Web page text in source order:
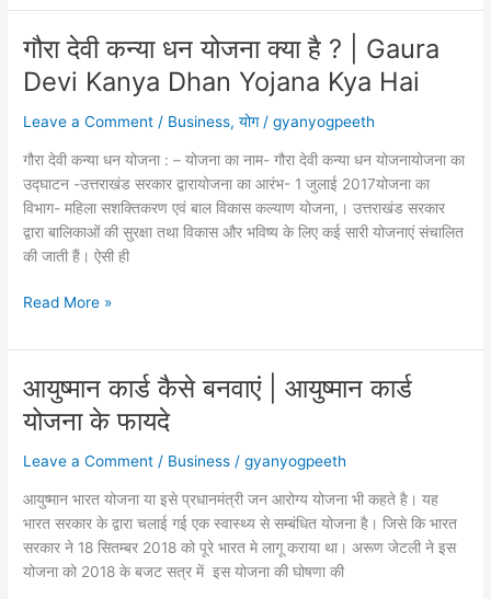
लागू
हो
रहे
के
नियम,
यदि
नहीं
पता
यह
है
यहाँ
गौरा देवी कन्या धन योजना क्या है ? | Gaura
Devi Kanya Dhan Yojana Kya Hai
Leave a Comment / Business,योग/gyanyogpeeth
गौरा देवी कन्या धन योजना : – योजना का नाम- गौरा देवी कन्या धन योजनायोजना का
उद्घाटन -उत्तराखंड सरकार द्वारायोजना का आरंभ- 1 जुलाई 2017योजना का
विभाग- महिला सशक्तिकरण एवं बाल विकास कल्याण योजना,। उत्तराखंड सरकार
द्वारा बालिकाओं की सुरक्षा तथा विकास और भविष्य के लिए कई सारी योजनाएं संचालित
की जाती हैं। ऐसी ही
गौरा
कन्या
योजना
क्या
?
|
Gaura
Devi
Kanya
Read More »
आयुष्मान कार्ड कैसे बनवाएं | आयुष्मान कार्ड
योजना के फायदे
Leave a Comment / Business /gyanyogpeeth
आयुष्मान भारत योजना या इसे प्रधानमंत्री जन आरोग्य योजना भी कहते है। यह
भारत सरकार के द्वारा चलाई गई एक स्वास्थ्य से सम्बंधित योजना है। जिसे कि भारत
सरकार ने 18 सितम्बर 2018 को पूरे भारत मे लागू कराया था। अरूण जेटली ने इस
योजना को 2018 के बजट सत्र में इस योजना की घोषणा की